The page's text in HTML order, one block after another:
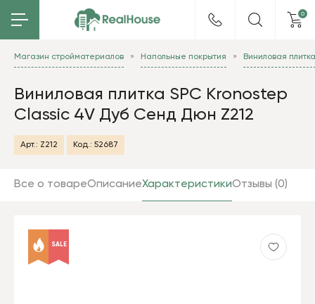
0
Магазин стройматериалов Напольные покрытия Виниловая плитка
Виниловая плитка SPC Kronostep
Classic 4V Дуб Сенд Дюн Z212
Арт.: Z212 Код.: 52687
Все о товареОписаниеХарактеристикиОтзывы (0)
SALE